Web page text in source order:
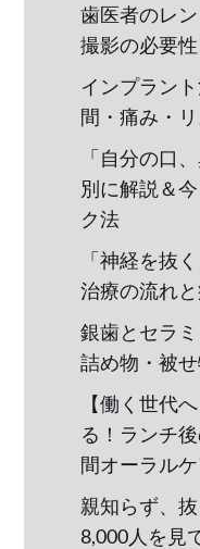
歯医者のレ
撮影の必要
インプラン
間・痛み・
「自分の口
別に解説＆
ク法
「神経を抜
治療の流れ
銀歯とセラ
詰め物・被
【働く世代
る！ランチ
間オーラル
親知らず、
8,000人を見